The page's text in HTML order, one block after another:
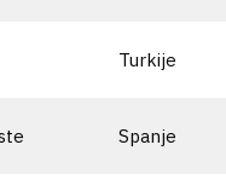
Turkije
Spanje